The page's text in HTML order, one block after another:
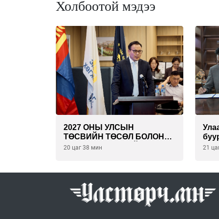
Холбоотой мэдээ
2027 ОНЫ УЛСЫН
ТӨСВИЙН ТӨСӨЛ БОЛОН
2026 ОНЫ ТӨСВИЙН
ХЭЛЭЛЦҮҮЛЭГ БОЛЛОО
20 цаг 38 мин
тай
21